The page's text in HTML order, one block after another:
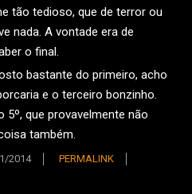
tão tedioso, que de terror ou
nada. A vontade era de
o final.
bastante do primeiro, acho
e o terceiro bonzinho.
5º, que provavelmente não
também.
2014
PERMALINK